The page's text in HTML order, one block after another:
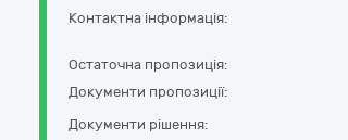
Контактна інформація:
Остаточна пропозиція:
Документи пропозиції:
Документи рішення: